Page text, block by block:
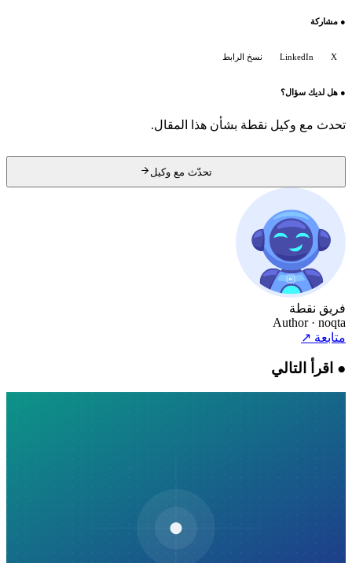
●مشاركة
LinkedIn نسخ الرابط
●هل لديك سؤال؟
تحدث مع وكيل نقطة بشأن هذا المقال.
تحدّث مع وكيل
فريق نقطة
Author · noqta
متابعة↗
●اقرأ التالي